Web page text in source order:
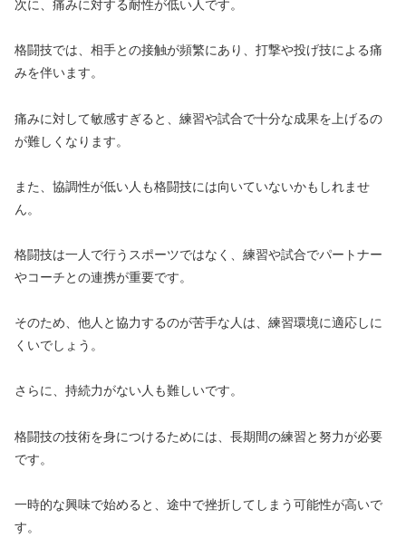
次に、痛みに対する耐性が低い人です。
格闘技では、相手との接触が頻繁にあり、打撃や投げ技による痛
みを伴います。
痛みに対して敏感すぎると、練習や試合で十分な成果を上げるの
が難しくなります。
また、協調性が低い人も格闘技には向いていないかもしれませ
ん。
格闘技は一人で行うスポーツではなく、練習や試合でパートナー
やコーチとの連携が重要です。
そのため、他人と協力するのが苦手な人は、練習環境に適応しに
くいでしょう。
さらに、持続力がない人も難しいです。
格闘技の技術を身につけるためには、長期間の練習と努力が必要
です。
一時的な興味で始めると、途中で挫折してしまう可能性が高いで
す。